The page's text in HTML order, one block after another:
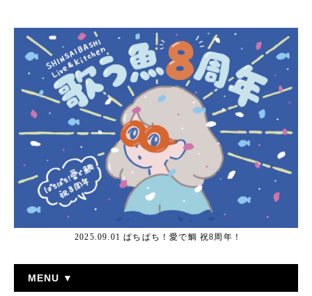
2025.09.01 ぱちぱち！愛で鯛 祝8周年！
MENU ▼